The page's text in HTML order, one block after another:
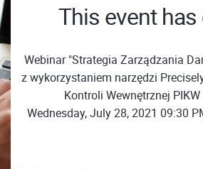
This event has
Webinar "Strategia Zarządzania
z wykorzystaniem narzędzi
Kontroli Wewnętrznej
Wednesday, July 28, 2021 09:30